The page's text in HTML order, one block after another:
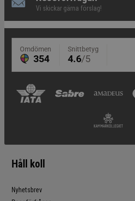
Vi skickar gärna förslag!
Håll koll
Nyhetsbrev